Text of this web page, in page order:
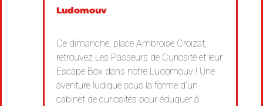
Ludomouv
Ce dimanche, place Ambroise Croizat,
retrouvez Les Passeurs de Curiosité et leur
Escape Box dans notre Ludomouv ! Une
aventure ludique sous la forme d’un
cabinet de curiosités pour éduquer à